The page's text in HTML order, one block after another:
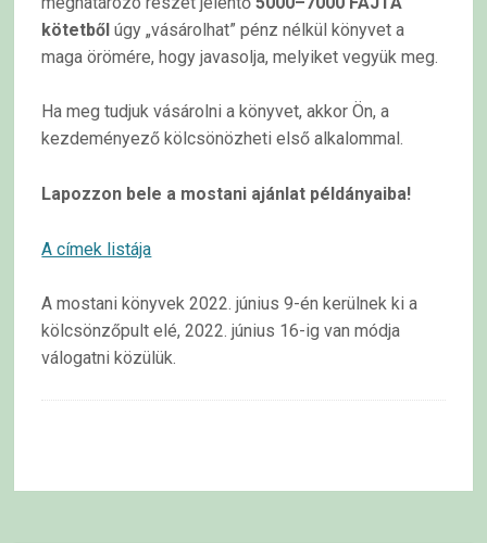
kötetből úgy „vásárolhat” pénz nélkül könyvet a
maga örömére, hogy javasolja, melyiket vegyük meg.
Ha meg tudjuk vásárolni a könyvet, akkor Ön, a
kezdeményező kölcsönözheti első alkalommal.
Lapozzon bele a mostani ajánlat példányaiba!
A címek listája
A mostani könyvek 2022. június 9-én kerülnek ki a
kölcsönzőpult elé, 2022. június 16-ig van módja
válogatni közülük.